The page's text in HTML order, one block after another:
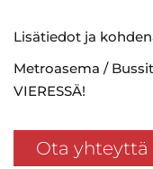
Lisätiedot ja
Metroasema /
VIERESSÄ!
Ota yhteyttä